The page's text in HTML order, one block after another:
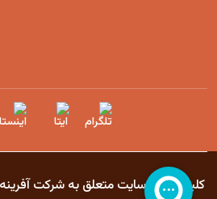
كليه حقوق سايت متعلق به شركت آفرينه